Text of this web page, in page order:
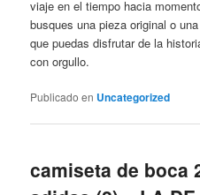
viaje en el tiempo hacia
busques una pieza original o
que puedas disfrutar de la
con orgullo.
Publicado en Uncategorized
camiseta de boca